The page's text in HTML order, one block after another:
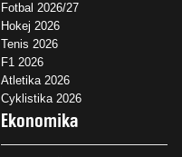
Fotbal 2026/27
Hokej 2026
Tenis 2026
F1 2026
Atletika 2026
Cyklistika 2026
Ekonomika